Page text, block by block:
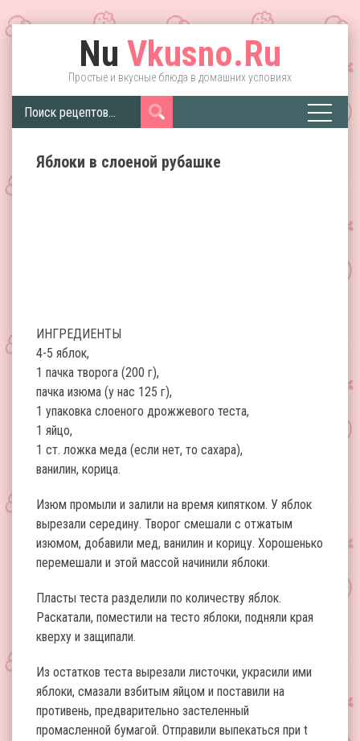
Nu Vkusno.Ru
Простые и вкусные блюда в домашних условиях
Яблоки в слоеной рубашке
ИНГРЕДИЕНТЫ
4-5 яблок,
1 пачка творога (200 г),
пачка изюма (у нас 125 г),
1 упаковка слоеного дрожжевого теста,
1 яйцо,
1 ст. ложка меда (если нет, то сахара),
ванилин, корица.
Изюм промыли и залили на время кипятком. У яблок
вырезали середину. Творог смешали с отжатым
изюмом, добавили мед, ванилин и корицу. Хорошенько
перемешали и этой массой начинили яблоки.
Пласты теста разделили по количеству яблок.
Раскатали, поместили на тесто яблоки, подняли края
кверху и защипали.
Из остатков теста вырезали листочки, украсили ими
яблоки, смазали взбитым яйцом и поставили на
противень, предварительно застеленный
промасленной бумагой. Отправили выпекаться при t